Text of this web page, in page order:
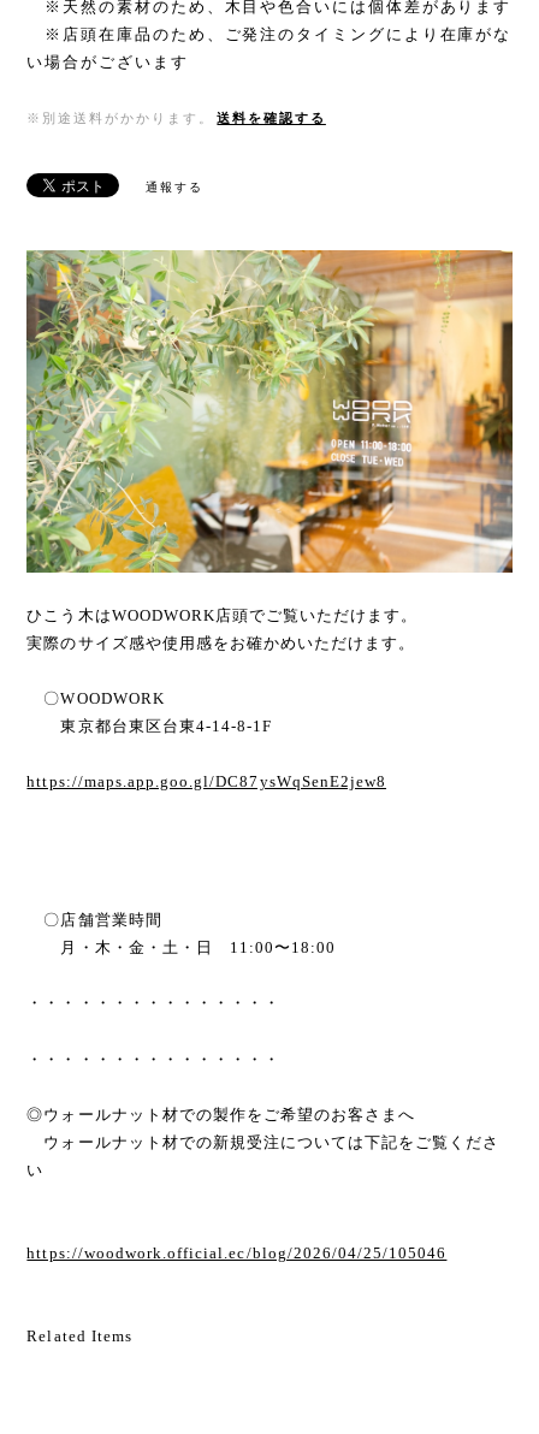
※天然の素材のため、木目や色合いには個体差があります
※店頭在庫品のため、ご発注のタイミングにより在庫がな
い場合がございます
※別途送料がかかります。 送料を確認する
通報する
ひこう木はWOODWORK店頭でご覧いただけます。
実際のサイズ感や使用感をお確かめいただけます。
〇WOODWORK
東京都台東区台東4-14-8-1F
https://maps.app.goo.gl/DC87ysWqSenE2jew8
〇店舗営業時間
月・木・金・土・日 11:00〜18:00
・・・・・・・・・・・・・・・
・・・・・・・・・・・・・・・
◎ウォールナット材での製作をご希望のお客さまへ
ウォールナット材での新規受注については下記をご覧くださ
い
https://woodwork.official.ec/blog/2026/04/25/105046
Related Items